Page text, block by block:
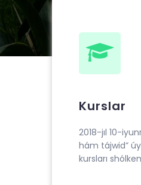
Kurslar
2018-jıl 10-
hám tájwid”
kursları